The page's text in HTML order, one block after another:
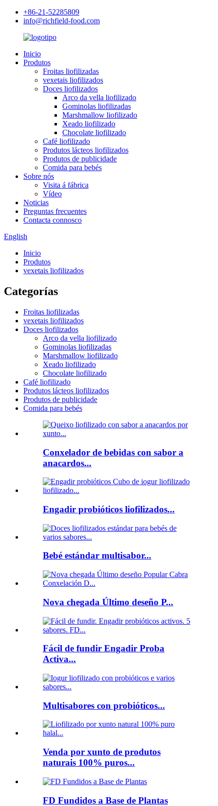
+86-21-52285809
info@richfield-food.com
Inicio
Produtos
Froitas liofilizadas
vexetais liofilizados
Doces liofilizados
Arco da vella liofilizado
Gominolas liofilizadas
Marshmallow liofilizado
Xeado liofilizado
Chocolate liofilizado
Café liofilizado
Produtos lácteos liofilizados
Produtos de publicidade
Comida para bebés
Sobre nós
Visita á fábrica
Vídeo
Noticias
Preguntas frecuentes
Contacta connosco
English
Inicio
Produtos
vexetais liofilizados
Categorías
Froitas liofilizadas
vexetais liofilizados
Doces liofilizados
Arco da vella liofilizado
Gominolas liofilizadas
Marshmallow liofilizado
Xeado liofilizado
Chocolate liofilizado
Café liofilizado
Produtos lácteos liofilizados
Produtos de publicidade
Comida para bebés
Conxelador de bebidas con sabor a
anacardos...
Engadir probióticos liofilizados...
Bebé estándar multisabor...
Nova chegada Último deseño P...
Fácil de fundir Engadir Proba
Activa...
Multisabores con probióticos...
Venda por xunto de produtos
naturais 100% puros...
FD Fundidos a Base de Plantas